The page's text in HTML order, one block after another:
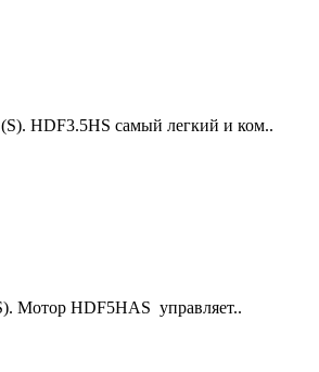
HDF3.5HS самый легкий и ком..
Мотор HDF5HAS управляет..